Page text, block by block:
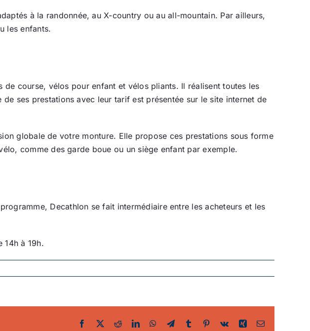
à la randonnée, au X-country ou au all-mountain. Par ailleurs,
les enfants.
course, vélos pour enfant et vélos pliants. Il réalisent toutes les
ses prestations avec leur tarif est présentée sur le site internet de
globale de votre monture. Elle propose ces prestations sous forme
comme des garde boue ou un siège enfant par exemple.
Decathlon se fait intermédiaire entre les acheteurs et les
14h à 19h.
Facebook
TwitterRedditLinkedInWhatsApp
TelegramTumblr Pinterest
Vk Xing Email